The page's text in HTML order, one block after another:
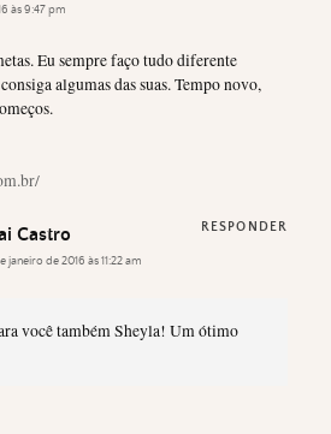
às 9:47 pm
Eu sempre faço tudo diferente
algumas das suas. Tempo novo,
Castro
janeiro de 2016 às 11:22 am
você também Sheyla! Um ótimo
RESPONDER